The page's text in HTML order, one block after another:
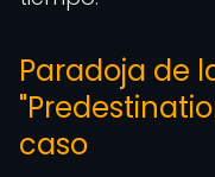
Paradoja de
caso